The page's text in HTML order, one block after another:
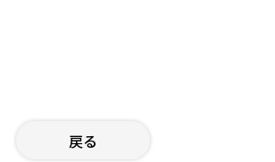
戻る